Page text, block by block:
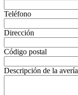
Teléfono
Dirección
Código postal
Descripción de la avería